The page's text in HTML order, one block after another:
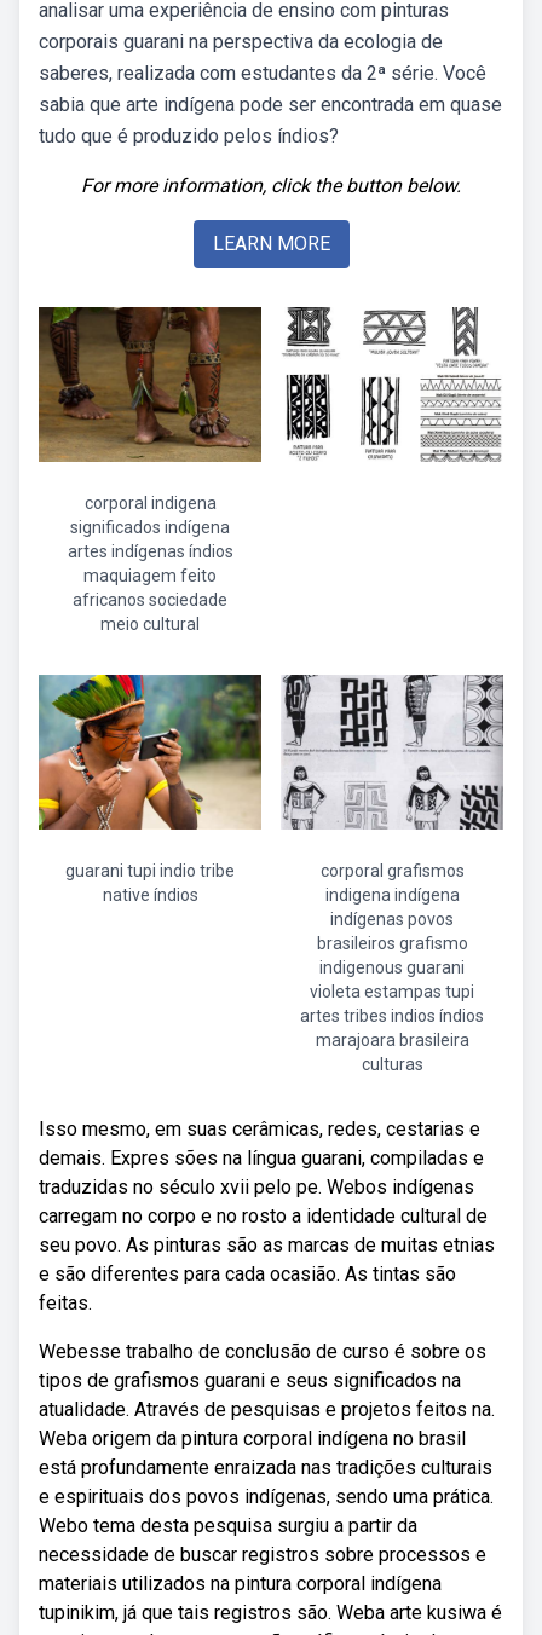
analisar uma experiência de ensino com pinturas
corporais guarani na perspectiva da ecologia de
saberes, realizada com estudantes da 2ª série. Você
sabia que arte indígena pode ser encontrada em quase
tudo que é produzido pelos índios?
For more information, click the button below.
LEARN MORE
corporal indigena
significados indígena
artes indígenas índios
maquiagem feito
africanos sociedade
meio cultural
guarani tupi indio tribe
native índios
corporal grafismos
indigena indígena
indígenas povos
brasileiros grafismo
indigenous guarani
violeta estampas tupi
artes tribes indios índios
marajoara brasileira
culturas
Isso mesmo, em suas cerâmicas, redes, cestarias e
demais. Expres­ sões na língua guarani, compiladas e
traduzidas no século xvii pelo pe. Webos indígenas
carregam no corpo e no rosto a identidade cultural de
seu povo. As pinturas são as marcas de muitas etnias
e são diferentes para cada ocasião. As tintas são
feitas.
Webesse trabalho de conclusão de curso é sobre os
tipos de grafismos guarani e seus significados na
atualidade. Através de pesquisas e projetos feitos na.
Weba origem da pintura corporal indígena no brasil
está profundamente enraizada nas tradições culturais
e espirituais dos povos indígenas, sendo uma prática.
Webo tema desta pesquisa surgiu a partir da
necessidade de buscar registros sobre processos e
materiais utilizados na pintura corporal indígena
tupinikim, já que tais registros são. Weba arte kusiwa é